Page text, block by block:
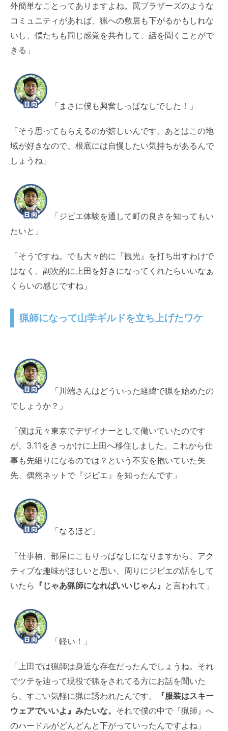
外簡単なことってありますよね。罠ブラザーズのような
コミュニティがあれば、猟への敷居も下がるかもしれな
いし、僕たちも同じ感覚を共有して、話を聞くことがで
きる」
「まさに僕も興奮しっぱなしでした！」
「そう思ってもらえるのが嬉しいんです。あとはこの地
域が好きなので、根底には自慢したい気持ちがあるんで
しょうね」
「ジビエ体験を通して町の良さを知ってもい
たいと」
「そうですね。でも大々的に『観光』を打ち出すわけで
はなく、副次的に上田を好きになってくれたらいいなぁ
くらいの感じですね」
猟師になって山学ギルドを立ち上げたワケ
「川端さんはどういった経緯で猟を始めたの
でしょうか？」
「僕は元々東京でデザイナーとして働いていたのです
が、3.11をきっかけに上田へ移住しました。これから仕
事も先細りになるのでは？という不安を抱いていた矢
先、偶然ネットで『ジビエ』を知ったんです」
「なるほど」
「仕事柄、部屋にこもりっぱなしになりますから、アク
ティブな趣味がほしいと思い、周りにジビエの話をして
いたら 『じゃあ猟師になればいいじゃん』 と言われて」
「軽い！」
「上田では猟師は身近な存在だったんでしょうね。それ
でツテを辿って現役で猟をされてる方にお話を聞いた
ら、すごい気軽に猟に誘われたんです。
『服装はスキー
ウェアでいいよ』みたいな。 それで僕の中で『猟師』へ
のハードルがどんどんと下がっていったんですよね」